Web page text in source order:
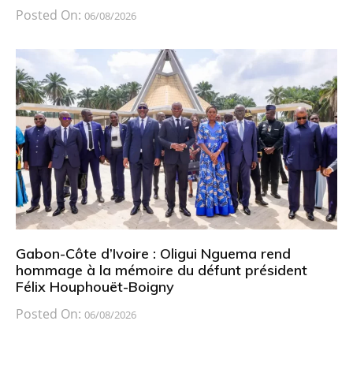
Posted On: 06/08/2026
Gabon-Côte d’Ivoire : Oligui Nguema rend
hommage à la mémoire du défunt président
Félix Houphouët-Boigny
Posted On: 06/08/2026